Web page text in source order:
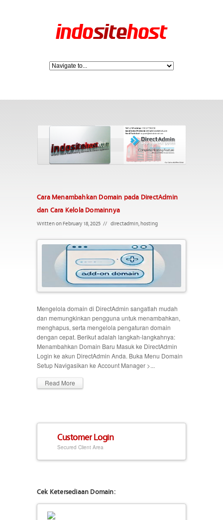
Cara Menambahkan Domain pada DirectAdmin
dan Cara Kelola Domainnya
Written on February 18, 2025 // directadmin,hosting
Mengelola domain di DirectAdmin sangatlah mudah
dan memungkinkan pengguna untuk menambahkan,
menghapus, serta mengelola pengaturan domain
dengan cepat. Berikut adalah langkah-langkahnya:
Menambahkan Domain Baru Masuk ke DirectAdmin
Login ke akun DirectAdmin Anda. Buka Menu Domain
Setup Navigasikan ke Account Manager >...
Read More
Customer Login
Secured Client Area
Cek Ketersediaan Domain: